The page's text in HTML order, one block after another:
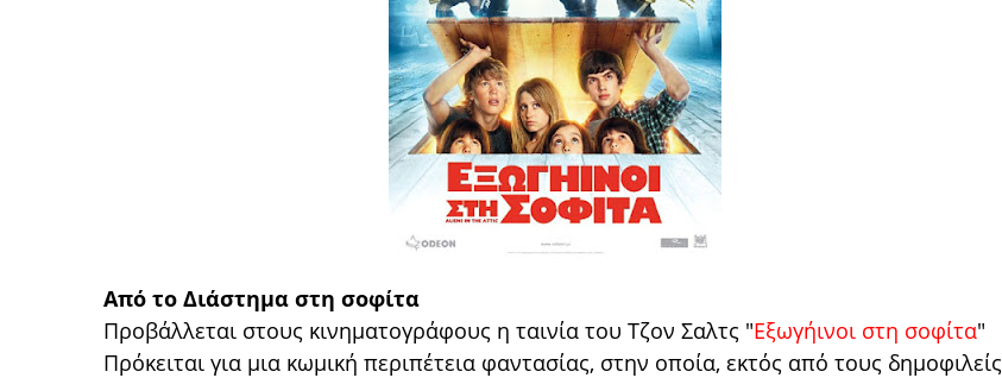
Από το Διάστημα στη σοφίτα
Προβάλλεται στους κινηματογράφους η ταινία του Τζον Σαλτς "Εξωγήινοι στη σοφίτα"
Πρόκειται για μια κωμική περιπέτεια φαντασίας, στην οποία, εκτός από τους δημοφιλείς